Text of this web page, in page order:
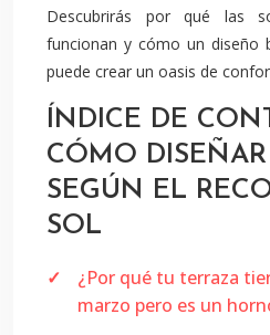
Descubrirás por qué las
funcionan y cómo un diseño
puede crear un oasis de
ÍNDICE DE
CÓMO
SEGÚN EL
SOL
¿Por qué tu terraza
marzo pero es un